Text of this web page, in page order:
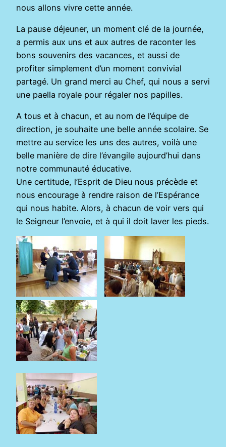
nous allons vivre cette année.
La pause déjeuner, un moment clé de la journée,
a permis aux uns et aux autres de raconter les
bons souvenirs des vacances, et aussi de
profiter simplement d’un moment convivial
partagé. Un grand merci au Chef, qui nous a servi
une paella royale pour régaler nos papilles.
A tous et à chacun, et au nom de l’équipe de
direction, je souhaite une belle année scolaire. Se
mettre au service les uns des autres, voilà une
belle manière de dire l’évangile aujourd’hui dans
notre communauté éducative.
Une certitude, l’Esprit de Dieu nous précède et
nous encourage à rendre raison de l’Espérance
qui nous habite. Alors, à chacun de voir vers qui
le Seigneur l’envoie, et à qui il doit laver les pieds.